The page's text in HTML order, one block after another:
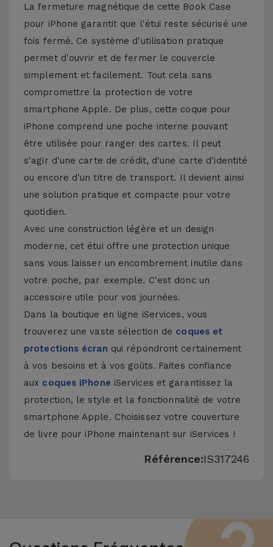
La fermeture magnétique de cette Book Case
pour iPhone garantit que l'étui reste sécurisé une
fois fermé. Ce système d'utilisation pratique
permet d'ouvrir et de fermer le couvercle
simplement et facilement. Tout cela sans
compromettre la protection de votre
smartphone Apple. De plus, cette coque pour
iPhone comprend une poche interne pouvant
être utilisée pour ranger des cartes. Il peut
s'agir d'une carte de crédit, d'une carte d'identité
ou encore d'un titre de transport. Il devient ainsi
une solution pratique et compacte pour votre
quotidien.
Avec une construction légère et un design
moderne, cet étui offre une protection unique
sans vous laisser un encombrement inutile dans
votre poche, par exemple. C'est donc un
accessoire utile pour vos journées.
Dans la boutique en ligne iServices, vous
trouverez une vaste sélection de coques et
protections écran qui répondront certainement
à vos besoins et à vos goûts. Faites confiance
aux coques iPhone iServices et garantissez la
protection, le style et la fonctionnalité de votre
smartphone Apple. Choisissez votre couverture
de livre pour iPhone maintenant sur iServices !
Référence:IS317246